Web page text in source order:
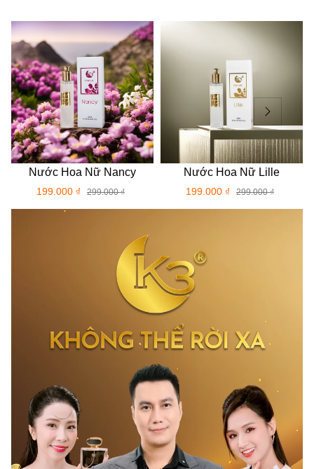
Nước Hoa Nữ Nancy
199.000 ₫ 299.000 ₫
Nước Hoa Nữ Lille
199.000 ₫ 299.000 ₫